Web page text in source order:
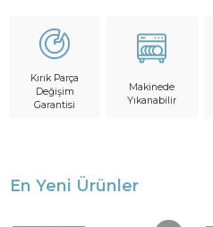
Kırık Parça
Değişim
Garantisi
Makinede
Yıkanabilir
En Yeni Ürünler